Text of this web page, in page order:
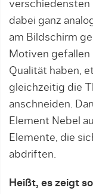
verschiedensten
dabei ganz
am Bildschirm
Motiven gefallen
Qualität haben,
gleichzeitig die
anschneiden.
Element Nebel
Elemente, die
abdriften.
Heißt, es zeigt